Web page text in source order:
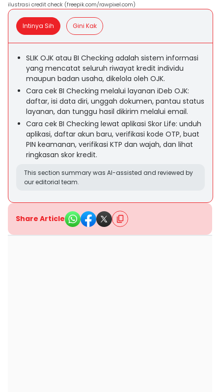
ilustrasi credit check (freepik.com/rawpixel.com)
Intinya Sih Gini Kak
SLIK OJK atau BI Checking adalah sistem informasi
yang mencatat seluruh riwayat kredit individu
maupun badan usaha, dikelola oleh OJK.
Cara cek BI Checking melalui layanan iDeb OJK:
daftar, isi data diri, unggah dokumen, pantau status
layanan, dan tunggu hasil dikirim melalui email.
Cara cek BI Checking lewat aplikasi Skor Life: unduh
aplikasi, daftar akun baru, verifikasi kode OTP, buat
PIN keamanan, verifikasi KTP dan wajah, dan lihat
ringkasan skor kredit.
This section summary was AI-assisted and reviewed by
our editorial team.
Share Article